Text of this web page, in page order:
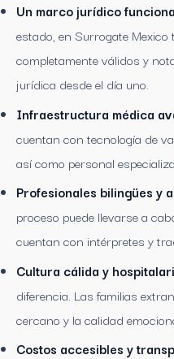
Un marco jurídico
estado, en Surrogate
completamente válidos y
jurídica desde el día uno.
Infraestructura médica
cuentan con tecnología de
así como personal
Profesionales bilingües y
proceso puede llevarse a
cuentan con intérpretes y
Cultura cálida y
diferencia. Las familias
cercano y la calidad
Costos accesibles y